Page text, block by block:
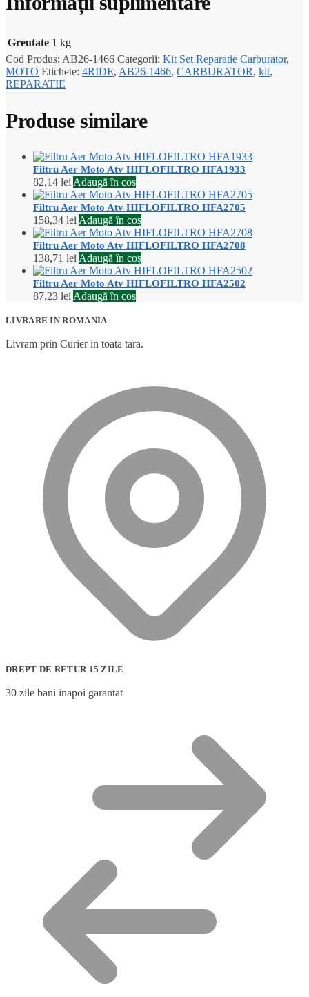
Greutate 1 kg
Cod Produs: AB26-1466 Categorii: Kit Set Reparatie Carburator,
MOTO Etichete: 4RIDE, AB26-1466, CARBURATOR, kit,
REPARATIE
Produse similare
Filtru Aer Moto Atv HIFLOFILTRO HFA1933
82,14 lei Adaugă în coș
Filtru Aer Moto Atv HIFLOFILTRO HFA2705
158,34 lei Adaugă în coș
Filtru Aer Moto Atv HIFLOFILTRO HFA2708
138,71 lei Adaugă în coș
Filtru Aer Moto Atv HIFLOFILTRO HFA2502
87,23 lei Adaugă în coș
LIVRARE IN ROMANIA
Livram prin Curier in toata tara.
DREPT DE RETUR 15 ZILE
30 zile bani inapoi garantat